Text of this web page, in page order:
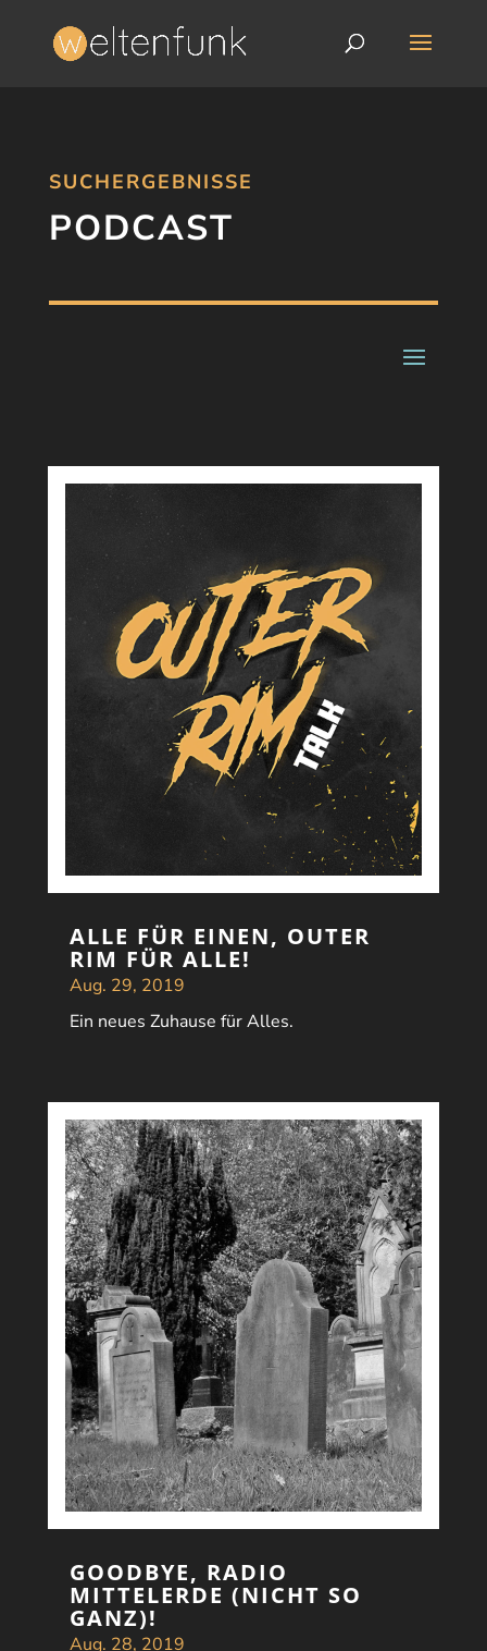
SUCHERGEBNISSE
PODCAST
ALLE FÜR EINEN, OUTER
RIM FÜR ALLE!
Aug. 29, 2019
Ein neues Zuhause für Alles.
GOODBYE, RADIO
MITTELERDE (NICHT SO
GANZ)!
Aug. 28, 2019